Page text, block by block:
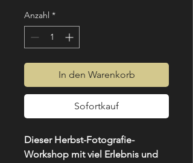
Anzahl *
In den Warenkorb
Sofortkauf
Dieser Herbst-Fotografie-
Workshop mit viel Erlebnis und